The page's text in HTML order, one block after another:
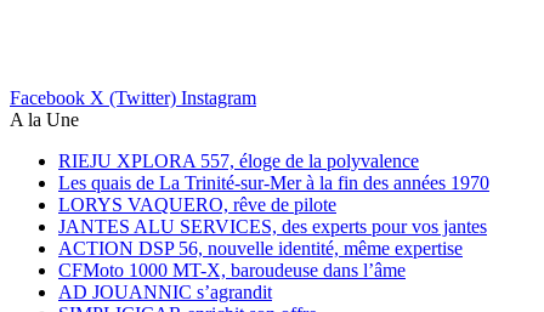
Facebook X (Twitter) Instagram
A la Une
RIEJU XPLORA 557, éloge de la polyvalence
Les quais de La Trinité-sur-Mer à la fin des années 1970
LORYS VAQUERO, rêve de pilote
JANTES ALU SERVICES, des experts pour vos jantes
ACTION DSP 56, nouvelle identité, même expertise
CFMoto 1000 MT-X, baroudeuse dans l’âme
AD JOUANNIC s’agrandit